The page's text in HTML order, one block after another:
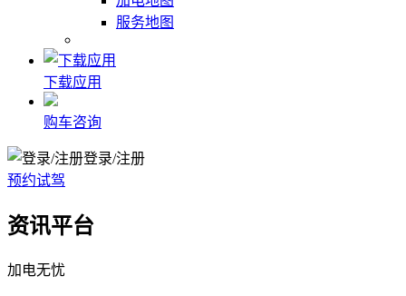
服务地图
下载应用
购车咨询
登录/注册
预约试驾
资讯平台
加电无忧